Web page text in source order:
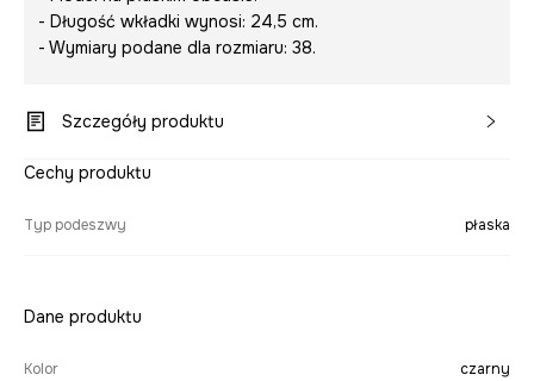
- Długość wkładki wynosi: 24,5 cm.
- Wymiary podane dla rozmiaru: 38.
Szczegóły produktu
Cechy produktu
Typ podeszwy płaska
Dane produktu
Kolor czarny